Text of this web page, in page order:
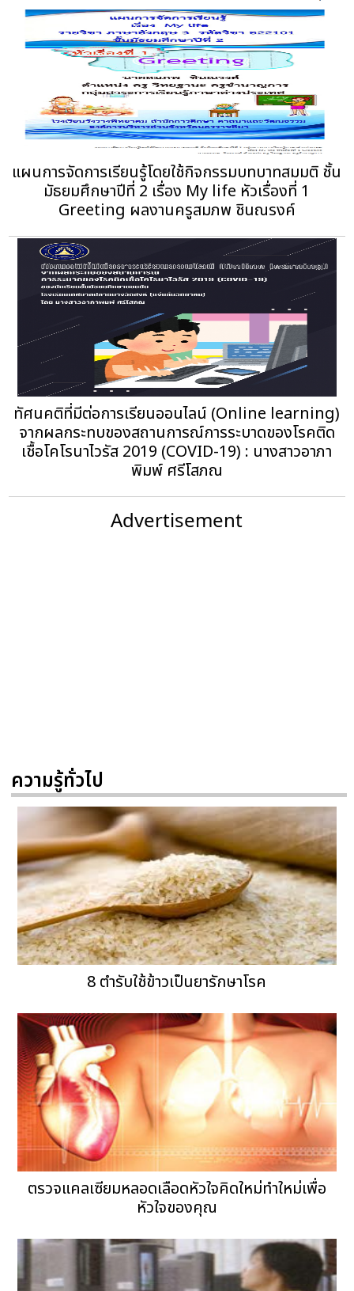
แผนการจัดการเรียนรู้โดยใช้กิจกรรมบทบาทสมมติ ชั้น
มัธยมศึกษาปีที่ 2 เรื่อง My life หัวเรื่องที่ 1
Greeting ผลงานครูสมภพ ชินณรงค์
ทัศนคติที่มีต่อการเรียนออนไลน์ (Online learning)
จากผลกระทบของสถานการณ์การระบาดของโรคติด
เชื้อโคโรนาไวรัส 2019 (COVID-19) : นางสาวอาภา
พิมพ์ ศรีโสภณ
Advertisement
ความรู้ทั่วไป
8 ตำรับใช้ข้าวเป็นยารักษาโรค
ตรวจแคลเซียมหลอดเลือดหัวใจคิดใหม่ทำใหม่เพื่อ
หัวใจของคุณ